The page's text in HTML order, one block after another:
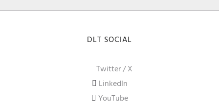
DLT SOCIAL
Twitter / X
LinkedIn
YouTube